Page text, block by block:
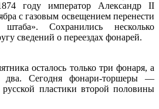
году император Александр II
с газовым освещением перенести
Сохранились несколько
сведений о переездах фонарей.
осталось только три фонаря, а
Сегодня фонари-торшеры —
русской пластики второй половины